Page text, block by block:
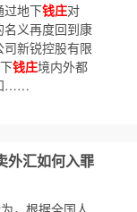
过地下钱庄对
义再度回到康
新锐控股有限
钱庄境内外都
……
外汇如何入罪
，根据全国人